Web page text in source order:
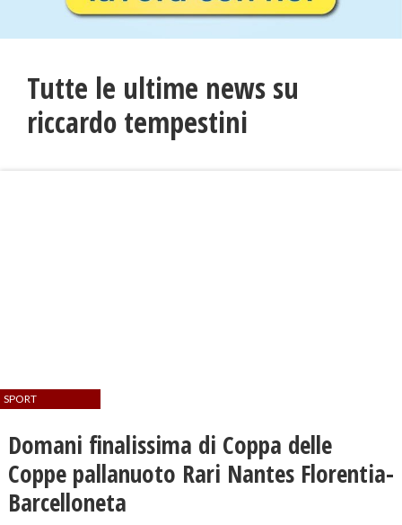
Tutte le ultime news su
riccardo tempestini
SPORT
Domani finalissima di Coppa delle
Coppe pallanuoto Rari Nantes Florentia-
Barcelloneta